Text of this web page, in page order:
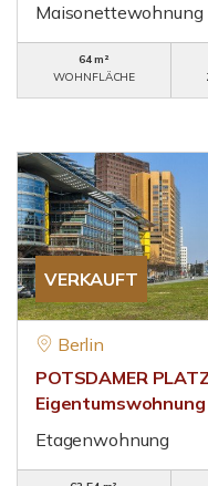
Maisonettewohnung
64 m²
WOHNFLÄCHE
VERKAUFT
Berlin
POTSDAMER
Etagenwohnung